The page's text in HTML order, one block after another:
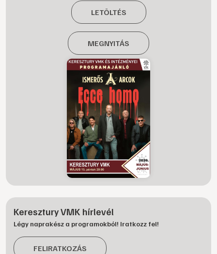
LETÖLTÉS
MEGNYITÁS
Keresztury VMK hírlevél
Légy naprakész a programokból! Iratkozz fel!
FELIRATKOZÁS